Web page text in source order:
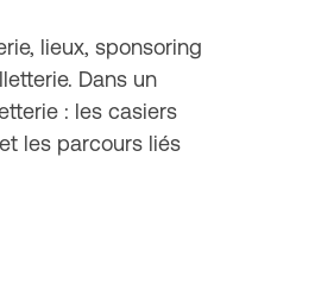
lieux, sponsoring
Dans un
: les casiers
les parcours liés